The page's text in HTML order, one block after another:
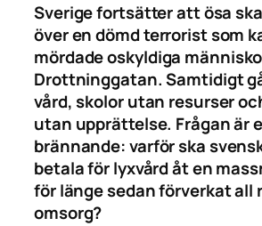
Sverige fortsätter att ösa
över en dömd terrorist som
mördade oskyldiga
Drottninggatan. Samtidigt
vård, skolor utan resurser
utan upprättelse. Frågan är
brännande: varför ska
betala för lyxvård åt en
för länge sedan förverkat all
omsorg?